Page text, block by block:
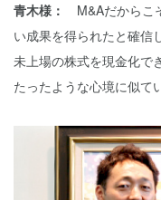
青木様：
M&Aだからこ
い成果を得られたと確信
未上場の株式を現金化で
たったような心境に似て